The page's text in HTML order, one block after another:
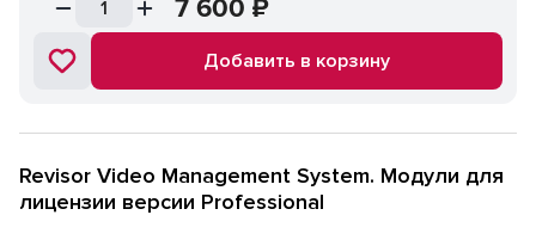
7 600 ₽
Добавить в корзину
Revisor Video Management System. Модули для
лицензии версии Professional